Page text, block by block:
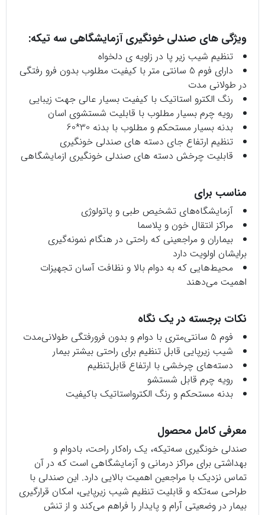
ویژگی های صندلی خونگیری آزمایشگاهی سه تیکه:
تنظیم شیب زیر پا در زاویه ی دلخواه
دارای فوم 5 سانتی متر با کیفیت مطلوب بدون فرو رفتگی
در طولانی مدت
رنگ الکترو استاتیک با کیفیت بسیار عالی جهت زیبایی
رویه چرم بسیار مطلوب با قابلیت شستشوی اسان
بدنه بسیار مستحکم و مطلوب با بدنه 30*60
تنظیم ارتفاع جای دسته های صندلی خونگیری
قابلیت چرخش دسته های صندلی خونگیری ازمایشگاهی
مناسب برای
آزمایشگاه‌های تشخیص طبی و پاتولوژی
مراکز انتقال خون و پلاسما
بیماران و مراجعینی که راحتی در هنگام نمونه‌گیری
برایشان اولویت دارد
محیط‌هایی که به دوام بالا و نظافت آسان تجهیزات
اهمیت می‌دهند
نکات برجسته در یک نگاه
فوم 5 سانتی‌متری با دوام و بدون فرورفتگی طولانی‌مدت
شیب زیرپایی قابل تنظیم برای راحتی بیشتر بیمار
دسته‌های چرخشی با ارتفاع قابل‌تنظیم
رویه چرم قابل شستشو
بدنه مستحکم و رنگ الکترواستاتیک باکیفیت
معرفی کامل محصول
صندلی خونگیری سه‌تیکه، یک راه‌کار راحت، بادوام و
بهداشتی برای مراکز درمانی و آزمایشگاهی است که در آن
تماس نزدیک با مراجعین اهمیت بالایی دارد. این صندلی با
طراحی سه‌تکه و قابلیت تنظیم شیب زیرپایی، امکان قرارگیری
بیمار در وضعیتی آرام و پایدار را فراهم می‌کند و از تنش